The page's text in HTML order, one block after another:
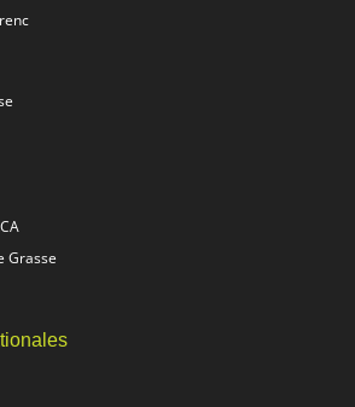
Grasse